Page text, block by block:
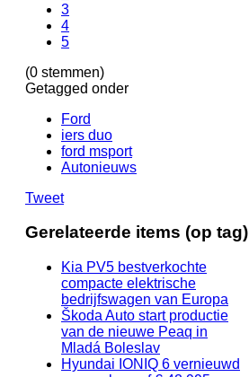
3
4
5
(0 stemmen)
Getagged onder
Ford
iers duo
ford msport
Autonieuws
Tweet
Gerelateerde items (op tag)
Kia PV5 bestverkochte
compacte elektrische
bedrijfswagen van Europa
Škoda Auto start productie
van de nieuwe Peaq in
Mladá Boleslav
Hyundai IONIQ 6 vernieuwd